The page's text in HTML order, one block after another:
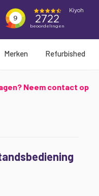
Merken Refurbished
Neem contact op